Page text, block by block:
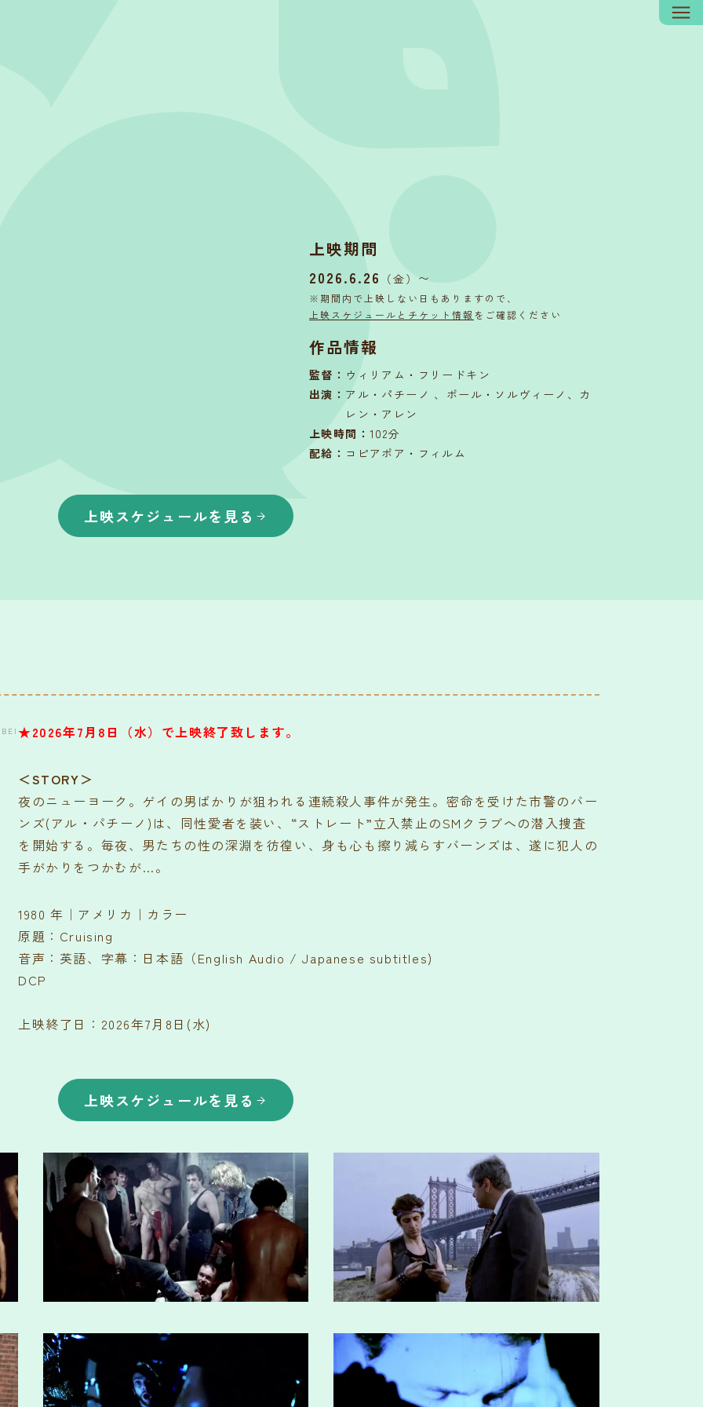
上映期間
2026.6.26 （金） 〜
※期間内で上映しない日もありますので、
上映スケジュールとチケット情報 をご確認ください
作品情報
監督 ： ウィリアム・フリードキン
出演 ： アル・パチーノ 、ポール・ソルヴィーノ、カ
レン・アレン
上映時間 ：102分
配給 ： コピアポア・フィルム
上映スケジュールを見る
★2026年7月8日（水）で上映終了致します。
＜STORY＞
夜のニューヨーク。ゲイの男ばかりが狙われる連続殺人事件が発生。密命を受けた市警のバー
ンズ(アル・パチーノ)は、同性愛者を装い、“ストレート”立入禁止のSMクラブへの潜入捜査
を開始する。毎夜、男たちの性の深淵を彷徨い、身も心も擦り減らすバーンズは、遂に犯人の
手がかりをつかむが…。
1980 年｜アメリカ｜カラー
原題：Cruising
音声：英語、字幕：日本語（English Audio / Japanese subtitles)
DCP
上映終了日：2026年7月8日(水)
上映スケジュールを見る